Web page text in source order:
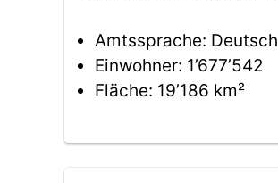
Amtssprache: Deutsch
Einwohner: 1’677’542
Fläche: 19’186 km²